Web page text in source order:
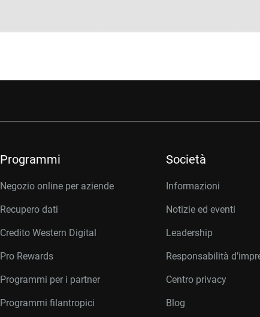
Programmi
Negozio online per aziende
Recupero dati
Credito Western Digital
Pro Rewards
Programmi per i partner
Programmi filantropici
Società
Informazioni
Notizie ed eventi
Leadership
Responsabilità
Centro privacy
Blog